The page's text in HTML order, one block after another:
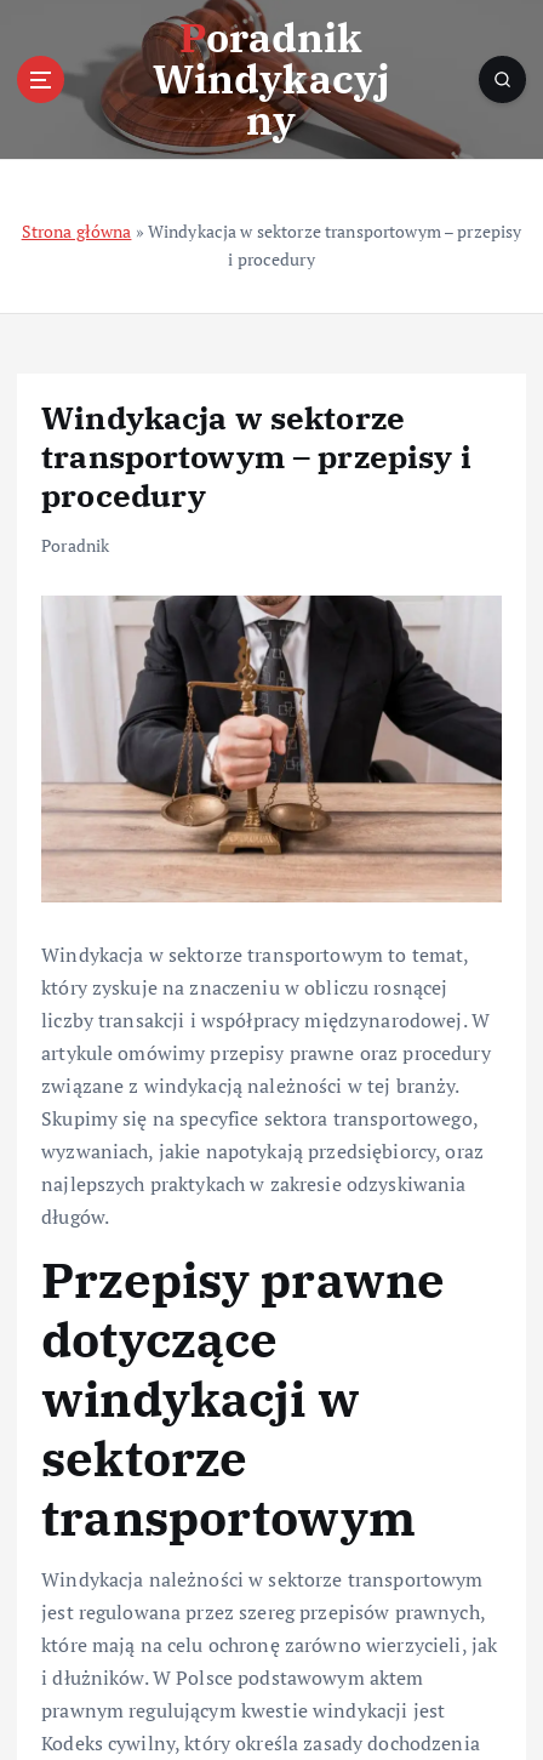
n
Poradnik
Windykacyj
ny
Strona główna » Windykacja w sektorze transportowym – przepisy
i procedury
Windykacja w sektorze
transportowym – przepisy i
procedury
Poradnik
Windykacja w sektorze transportowym to temat,
który zyskuje na znaczeniu w obliczu rosnącej
liczby transakcji i współpracy międzynarodowej. W
artykule omówimy przepisy prawne oraz procedury
związane z windykacją należności w tej branży.
Skupimy się na specyfice sektora transportowego,
wyzwaniach, jakie napotykają przedsiębiorcy, oraz
najlepszych praktykach w zakresie odzyskiwania
długów.
Przepisy prawne
dotyczące
windykacji w
sektorze
transportowym
Windykacja należności w sektorze transportowym
jest regulowana przez szereg przepisów prawnych,
które mają na celu ochronę zarówno wierzycieli, jak
i dłużników. W Polsce podstawowym aktem
prawnym regulującym kwestie windykacji jest
Kodeks cywilny, który określa zasady dochodzenia